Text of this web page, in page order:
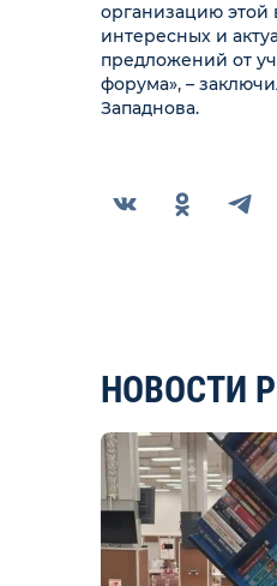
организацию этой
интересных и
предложений от
форума», –
Западнова.
НОВОСТИ